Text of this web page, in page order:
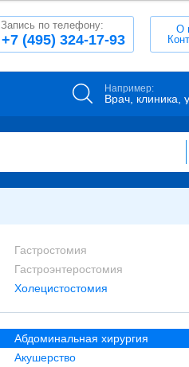
+7 (495) 324-17-93
Запись по телефону:
О
Например:
Врач, клиника,
Гастростомия
Гастроэнтеростомия
Холецистостомия
Абдоминальная хирургия
Акушерство